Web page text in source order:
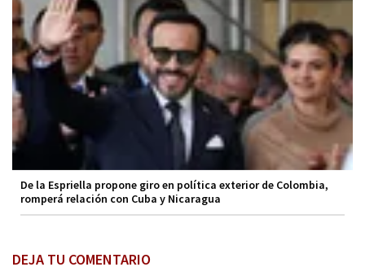
De la Espriella propone giro en política exterior de Colombia,
romperá relación con Cuba y Nicaragua
DEJA TU COMENTARIO